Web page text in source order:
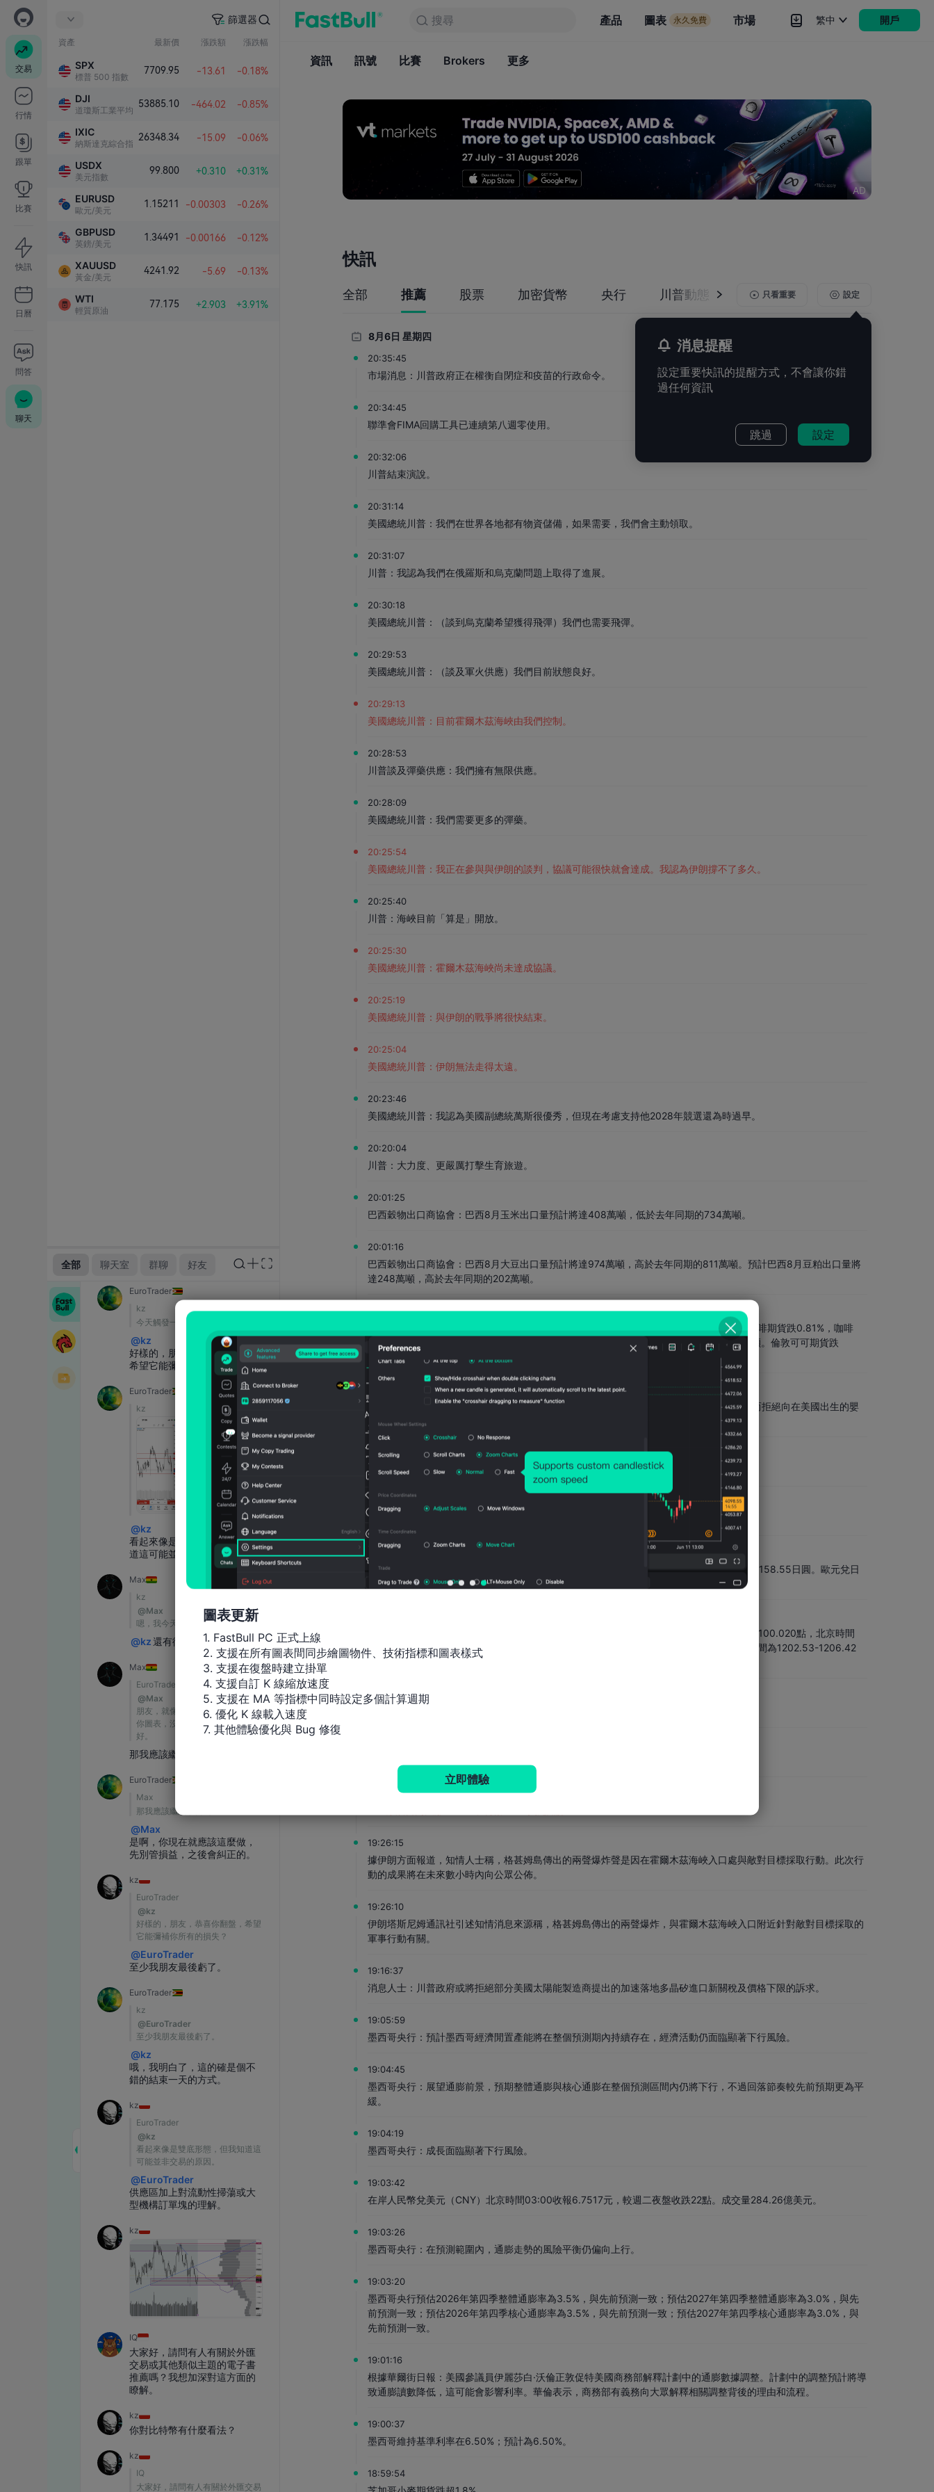
交易
行情
跟單
比賽
快訊
日曆
問答
聊天
篩選器
資產 最新價 漲跌額 漲跌幅
SPX
標普 500 指數
7709.95 -13.61 -0.18%
DJI
道瓊斯工業平均指數
53885.10 -464.02 -0.85%
IXIC
納斯達克綜合指數
26348.34 -15.09 -0.06%
USDX
美元指數
99.800 +0.310 +0.31%
EURUSD
歐元/美元
1.15211 -0.00303 -0.26%
GBPUSD
英鎊/美元
1.34491 -0.00166 -0.12%
XAUUSD
黃金/美元
4241.92 -5.69 -0.13%
WTI
輕質原油
77.175 +2.903 +3.91%
搜尋 產品 圖表 永久免費 市場
資訊 訊號
繁中 開戶
搜尋
資訊 訊號 比賽 Brokers 更多
AD
快訊
全部 推薦 股票 加密貨幣 央行 川普動態 專題關注
只看重要 設定
消息提醒
設定重要快訊的提醒方式，不會讓你錯
過任何資訊
設定
跳過
8月6日 星期四
20:35:45
市場消息：川普政府正在權衡自閉症和疫苗的行政命令。
20:34:45
聯準會FIMA回購工具已連續第八週零使用。
20:32:06
川普結束演說。
20:31:14
美國總統川普：我們在世界各地都有物資儲備，如果需要，我們會主動領取。
20:31:07
川普：我認為我們在俄羅斯和烏克蘭問題上取得了進展。
20:30:18
美國總統川普：（談到烏克蘭希望獲得飛彈）我們也需要飛彈。
20:29:53
美國總統川普：（談及軍火供應）我們目前狀態良好。
20:29:13
美國總統川普：目前霍爾木茲海峽由我們控制。
20:28:53
川普談及彈藥供應：我們擁有無限供應。
20:28:09
美國總統川普：我們需要更多的彈藥。
20:25:54
美國總統川普：我正在參與與伊朗的談判，協議可能很快就會達成。我認為伊朗撐不了多久。
20:25:40
川普：海峽目前「算是」開放。
20:25:30
美國總統川普：霍爾木茲海峽尚未達成協議。
20:25:19
美國總統川普：與伊朗的戰爭將很快結束。
20:25:04
美國總統川普：伊朗無法走得太遠。
20:23:46
美國總統川普：我認為美國副總統萬斯很優秀，但現在考慮支持他2028年競選還為時過早。
20:20:04
川普：大力度、更嚴厲打擊生育旅遊。
20:01:25
巴西穀物出口商協會：巴西8月玉米出口量預計將達408萬噸，低於去年同期的734萬噸。
20:01:16
巴西穀物出口商協會：巴西8月大豆出口量預計將達974萬噸，高於去年同期的811萬噸。預計巴西8月豆粕出口量將
達248萬噸，高於去年同期的202萬噸。
19:53:03
週四（8月6日）紐約尾盤，ICE原糖期貨漲2.84%，ICE白糖期貨漲2.24%。 ICE阿拉比卡咖啡期貨跌0.81%，咖啡
「C」期貨跌1.03%。羅布斯塔咖啡期貨跌2.06%。紐約可可期貨跌2.87%，報5,829美元/噸。倫敦可可期貨跌
2.28%。芝加哥WCE雙低油菜籽期貨漲0.16%。 ICE棉花期貨漲0.10%。
根據Axios：美國總統川普計劃於週四簽署兩項行政命令，旨在因商業化「出生旅遊」產業而拒絕向在美國出生的嬰
兒授予公民身份。
19:43:56
美國總統川普打算今天簽署兩項關於生育旅遊的行政命令。
19:40:05
美國2/10年期公債殖利率至少漲6個基點，投資人關注油價漲勢和Google母公司標債。
19:32:43
週四（8月6日）紐約尾盤，美元兌日圓漲0.44%，報158.44日元，日內交投區間為157.56-158.55日圓。歐元兌日
圓漲0.14%，英鎊兌日圓跌0.11%。
週四（8月6日）紐約尾盤，ICE美元指數漲0.26%，報99.933點，日內交投區間為99.637-100.020點，北京時間
22:00以來加速上漲、00:18刷新日高。彭博美元指數漲0.19%，報1205.79點，日內交投區間為1202.53-1206.42
點。
19:28:16
19:27:16
19:26:15
據伊朗方面報道，知情人士稱，格甚姆島傳出的兩聲爆炸聲是因在霍爾木茲海峽入口處與敵對目標採取行動。此次行
動的成果將在未來數小時內向公眾公佈。
19:26:10
伊朗塔斯尼姆通訊社引述知情消息來源稱，格甚姆島傳出的兩聲爆炸，與霍爾木茲海峽入口附近針對敵對目標採取的
軍事行動有關。
19:16:37
消息人士：川普政府或將拒絕部分美國太陽能製造商提出的加速落地多晶矽進口新關稅及價格下限的訴求。
19:05:59
墨西哥央行：預計墨西哥經濟閒置產能將在整個預測期內持續存在，經濟活動仍面臨顯著下行風險。
19:04:45
墨西哥央行：展望通膨前景，預期整體通膨與核心通膨在整個預測區間內仍將下行，不過回落節奏較先前預期更為平
緩。
19:04:19
墨西哥央行：成長面臨顯著下行風險。
19:03:42
在岸人民幣兌美元（CNY）北京時間03:00收報6.7517元，較週二夜盤收跌22點。成交量284.26億美元。
19:03:26
墨西哥央行：在預測範圍內，通膨走勢的風險平衡仍偏向上行。
19:03:20
墨西哥央行預估2026年第四季整體通膨率為3.5%，與先前預測一致；預估2027年第四季整體通膨率為3.0%，與先
前預測一致；預估2026年第四季核心通膨率為3.5%，與先前預測一致；預估2027年第四季核心通膨率為3.0%，與
先前預測一致。
19:01:16
根據華爾街日報：美國參議員伊麗莎白·沃倫正敦促特美國商務部解釋計劃中的通膨數據調整。計劃中的調整預計將導
致通膨讀數降低，這可能會影響利率。華倫表示，商務部有義務向大眾解釋相關調整背後的理由和流程。
19:00:37
墨西哥維持基準利率在6.50%；預計為6.50%。
18:59:54
圖表更新
1. FastBull PC 正式上線
2. 支援在所有圖表間同步繪圖物件、技術指標和圖表樣式
3. 支援在復盤時建立掛單
4. 支援自訂 K 線縮放速度
5. 支援在 MA 等指標中同時設定多個計算週期
6. 優化 K 線載入速度
7. 其他體驗優化與 Bug 修復
立即體驗